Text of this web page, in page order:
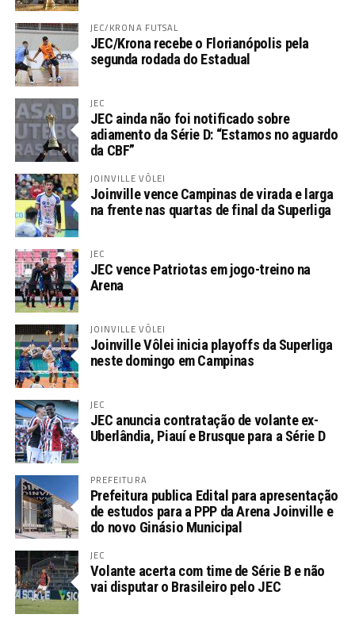
JEC/KRONA FUTSAL
JEC/Krona recebe o Florianópolis pela
segunda rodada do Estadual
JEC
JEC ainda não foi notificado sobre
adiamento da Série D: “Estamos no aguardo
da CBF”
JOINVILLE VÔLEI
Joinville vence Campinas de virada e larga
na frente nas quartas de final da Superliga
JEC
JEC vence Patriotas em jogo-treino na
Arena
JOINVILLE VÔLEI
Joinville Vôlei inicia playoffs da Superliga
neste domingo em Campinas
JEC
JEC anuncia contratação de volante ex-
Uberlândia, Piauí e Brusque para a Série D
PREFEITURA
Prefeitura publica Edital para apresentação
de estudos para a PPP da Arena Joinville e
do novo Ginásio Municipal
JEC
Volante acerta com time de Série B e não
vai disputar o Brasileiro pelo JEC